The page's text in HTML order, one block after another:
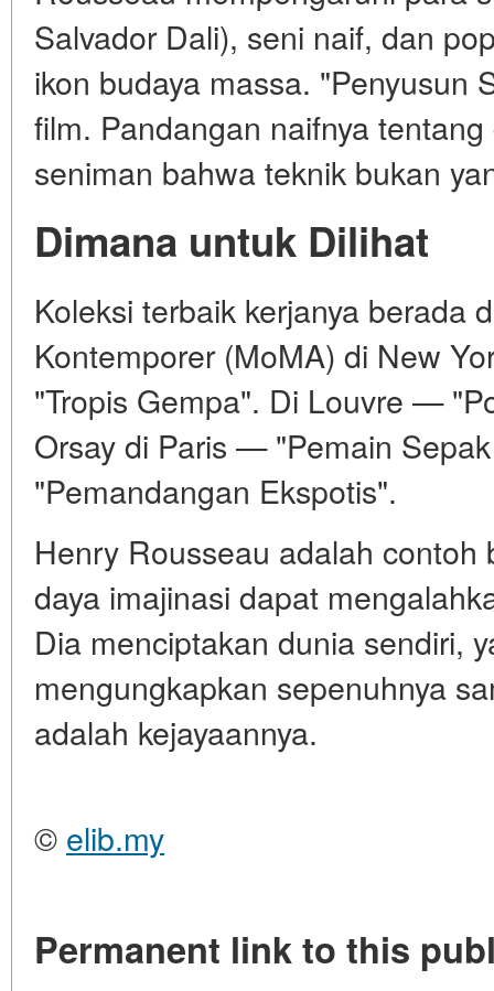
Salvador Dali), seni naif, dan
ikon budaya massa. "Penyusun
film. Pandangan naifnya
seniman bahwa teknik bukan
Dimana untuk Dilihat
Koleksi terbaik kerjanya berada
Kontemporer (MoMA) di New
"Tropis Gempa". Di Louvre —
Orsay di Paris — "Pemain
"Pemandangan Ekspotis".
Henry Rousseau adalah
daya imajinasi dapat
Dia menciptakan dunia sendiri,
mengungkapkan sepenuhnya
adalah kejayaannya.
© elib.my
Permanent link to this